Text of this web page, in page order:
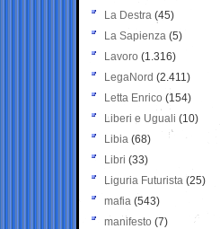
La Destra (45)
La Sapienza (5)
Lavoro (1.316)
LegaNord (2.411)
Letta Enrico (154)
Liberi e Uguali (10)
Libia (68)
Libri (33)
Liguria Futurista (25)
mafia (543)
manifesto (7)